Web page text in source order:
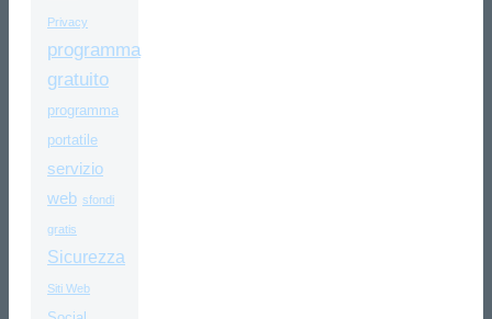
Privacy
programma
gratuito
programma
portatile
servizio
web sfondi
gratis
Sicurezza
Siti Web